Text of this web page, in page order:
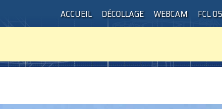
ACCUEIL DÉCOLLAGE WEBCAM FCL